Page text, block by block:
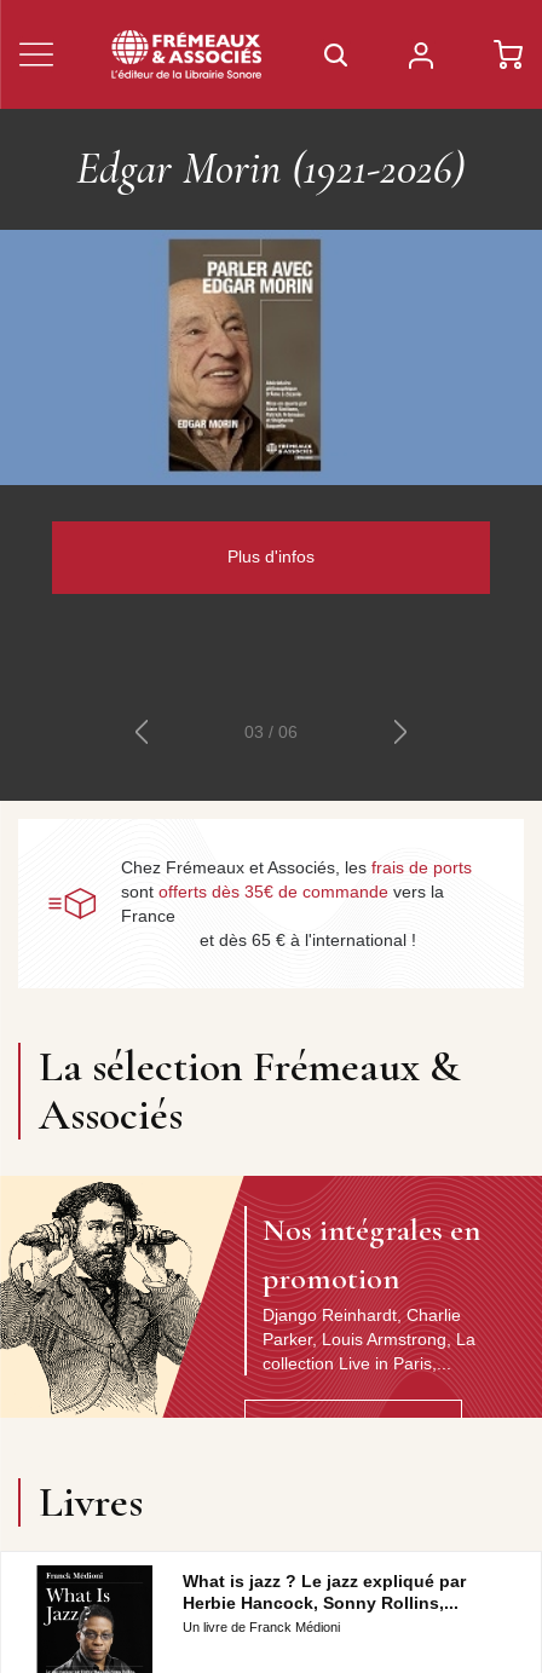
Les Livres Frémeaux &
Associés
patrimoine parlé phonographique et radiophonique, et les
04 / 06
Chez Frémeaux et Associés, les frais de ports
sont offerts dès 35€ de commande vers la
France
et dès 65 € à l'international !
La sélection Frémeaux &
Associés
Nos intégrales en
promotion
Django Reinhardt, Charlie
Parker, Louis Armstrong, La
collection Live in Paris,...
Livres
What is jazz ? Le jazz expliqué par
Herbie Hancock, Sonny Rollins,...
Un livre de Franck Médioni